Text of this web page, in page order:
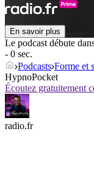
En savoir plus
Le podcast débute
- 0 sec.
Podcasts Forme et
HypnoPocket
Écoutez gratuitement
radio.fr